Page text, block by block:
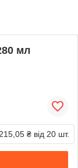
мл
215,05 ₴ від 20 шт.